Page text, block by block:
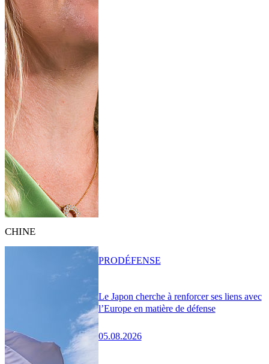
CHINE
Le Japon cherche à renforcer ses liens avec
l’Europe en matière de défense
05.08.2026
PRODÉFENSE